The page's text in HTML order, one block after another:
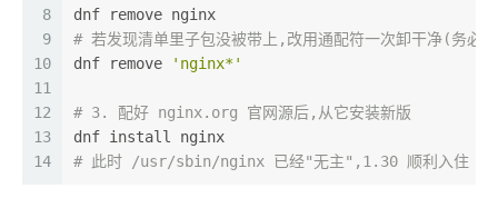
8
9
10
11
12
13
14
dnf remove nginx
# 若发现清单里子包没被带上,改用通配符一次卸干净(务必
dnf remove
'nginx*'
# 3. 配好 nginx.org 官网源后,从它安装新版
dnf install nginx
# 此时 /usr/sbin/nginx 已经"无主",1.30 顺利入住